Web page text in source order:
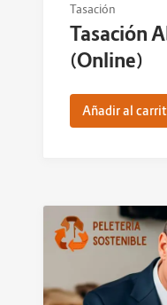
Tasación
Tasación
(Online)
Añadir al